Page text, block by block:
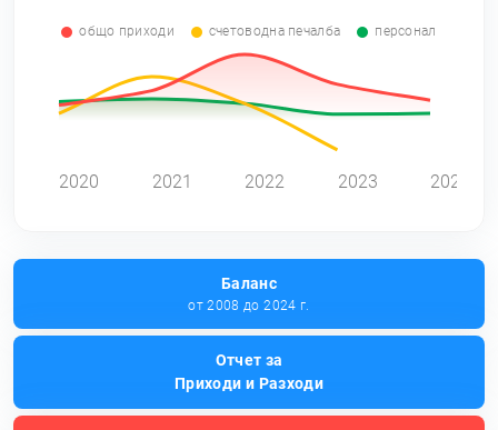
общо приходи счетоводна печалба персонал
2020 2021 2022 2023 2024
Баланс
от 2008 до 2024 г.
Отчет за
Приходи и Разходи